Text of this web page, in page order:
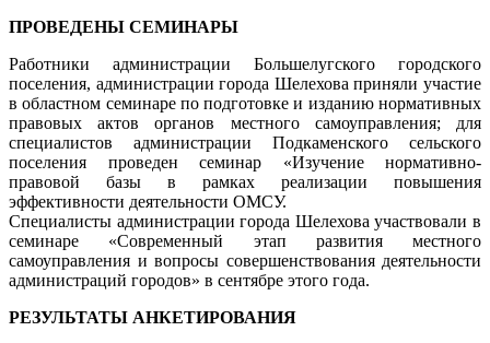
ПРОВЕДЕНЫ СЕМИНАРЫ
Работники администрации Большелугского городского
поселения, администрации города Шелехова приняли участие
в областном семинаре по подготовке и изданию нормативных
правовых актов органов местного самоуправления; для
специалистов администрации Подкаменского сельского
поселения проведен семинар «Изучение нормативно-
правовой базы в рамках реализации повышения
эффективности деятельности ОМСУ.
Специалисты администрации города Шелехова участвовали в
семинаре «Современный этап развития местного
самоуправления и вопросы совершенствования деятельности
администраций городов» в сентябре этого года.
РЕЗУЛЬТАТЫ АНКЕТИРОВАНИЯ